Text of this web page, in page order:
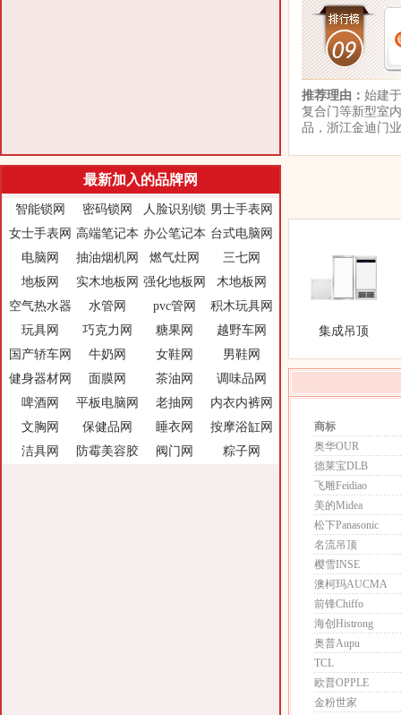
推荐理由： 始建
复合门等新型室
品，浙江金迪门
最新加入的品牌网
智能锁网 密码锁网 人脸识别锁 男士手表网
女士手表网 高端笔记本 办公笔记本 台式电脑网
电脑网
抽油烟机网 燃气灶网
三七网
地板网
实木地板网 强化地板网
木地板网
空气热水器
水管网 pvc管网
积木玩具网
玩具网
巧克力网 糖果网
越野车网
国产轿车网
牛奶网 女鞋网
男鞋网
健身器材网
面膜网 茶油网
调味品网
啤酒网
平板电脑网 老抽网
内衣内裤网
文胸网
保健品网 睡衣网
按摩浴缸网
洁具网
防霉美容胶 阀门网 粽子网
集成吊顶
商标
奥华OUR
德莱宝DLB
飞雕Feidiao
美的Midea
松下Panasonic
名流吊顶
樱雪INSE
澳柯玛AUCMA
前锋Chiffo
海创Histrong
奥普Aupu
TCL
欧普OPPLE
金粉世家